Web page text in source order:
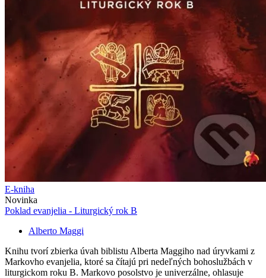
E-kniha
Novinka
Poklad evanjelia - Liturgický rok B
Alberto Maggi
Knihu tvorí zbierka úvah biblistu Alberta Maggiho nad úryvkami z
Markovho evanjelia, ktoré sa čítajú pri nedeľných bohoslužbách v
liturgickom roku B. Markovo posolstvo je univerzálne, ohlasuje